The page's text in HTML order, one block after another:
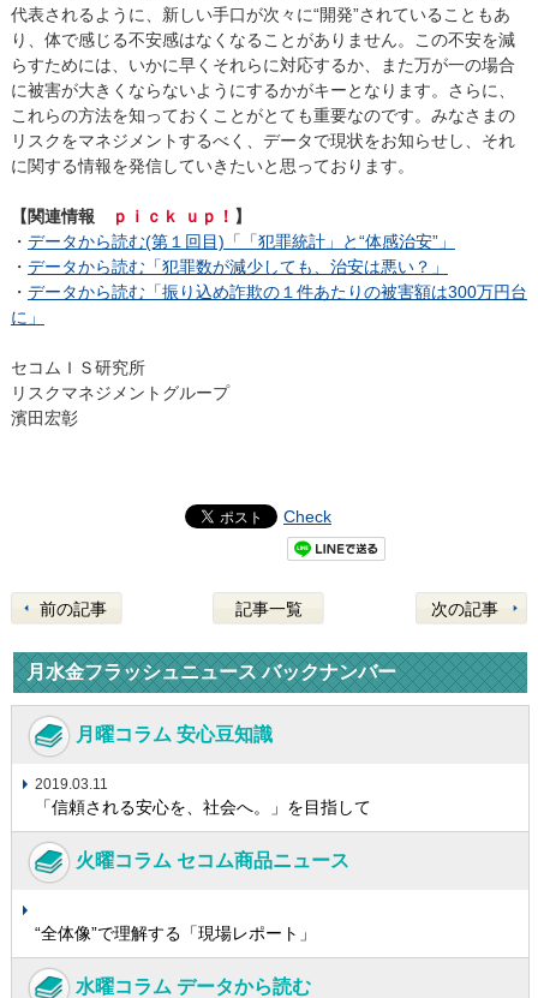
代表されるように、新しい手口が次々に“開発”されていることもあ
り、体で感じる不安感はなくなることがありません。この不安を減
らすためには、いかに早くそれらに対応するか、また万が一の場合
に被害が大きくならないようにするかがキーとなります。さらに、
これらの方法を知っておくことがとても重要なのです。みなさまの
リスクをマネジメントするべく、データで現状をお知らせし、それ
に関する情報を発信していきたいと思っております。
【関連情報 ｐｉｃｋ ｕｐ！ 】
・ データから読む(第１回目)「「犯罪統計」と“体感治安”」
・ データから読む「犯罪数が減少しても、治安は悪い？」
・ データから読む「振り込め詐欺の１件あたりの被害額は300万円台
に」
セコムＩＳ研究所
リスクマネジメントグループ
濱田宏彰
Check
前の記事 記事一覧 次の記事
月水金フラッシュニュース バックナンバー
月曜コラム 安心豆知識
2019.03.11
「信頼される安心を、社会へ。」を目指して
火曜コラム セコム商品ニュース
“全体像”で理解する「現場レポート」
水曜コラム データから読む